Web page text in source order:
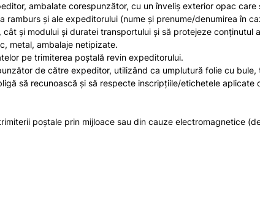
ambalate corespunzător, cu un înveliş exterior opac
şi ale expeditorului (nume şi prenume/denumirea în
şi modului şi duratei transportului și să protejeze
metal, ambalaje netipizate.
pe trimiterea poştală revin expeditorului.
de către expeditor, utilizând ca umplutură folie cu
să recunoască şi să respecte inscripţiile/etichetele
poştale prin mijloace sau din cauze electromagnetice